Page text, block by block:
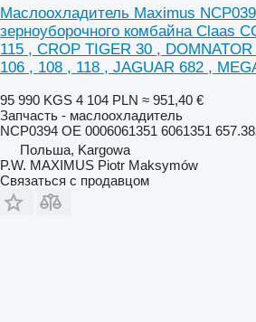
Маслоохладитель Maximus
зерноуборочного комбайна Claas
115 , CROP TIGER 30 ,
106 , 108 , 118 , JAGUAR 682 ,
95 990 KGS 4 104 PLN ≈ 951,40 €
Запчасть - маслоохладитель
NCP0394 OE 0006061351 6061351
Польша, Kargowa
P.W. MAXIMUS Piotr Maksymów
Связаться с продавцом